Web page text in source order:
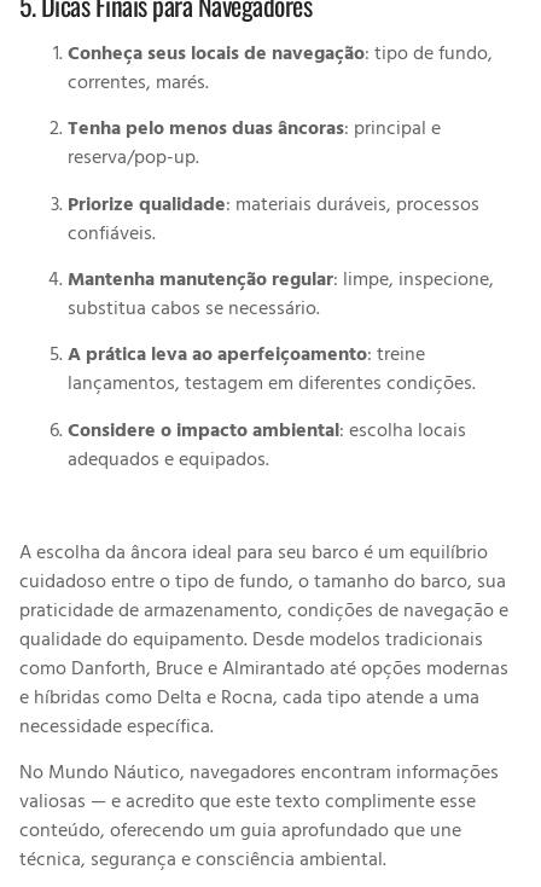
Conheça seus locais de navegação: tipo de fundo,
correntes, marés.
Tenha pelo menos duas âncoras: principal e
reserva/pop-up.
Priorize qualidade: materiais duráveis, processos
confiáveis.
Mantenha manutenção regular: limpe, inspecione,
substitua cabos se necessário.
A prática leva ao aperfeiçoamento: treine
lançamentos, testagem em diferentes condições.
Considere o impacto ambiental: escolha locais
adequados e equipados.
A escolha da âncora ideal para seu barco é um equilíbrio
cuidadoso entre o tipo de fundo, o tamanho do barco, sua
praticidade de armazenamento, condições de navegação e
qualidade do equipamento. Desde modelos tradicionais
como Danforth, Bruce e Almirantado até opções modernas
e híbridas como Delta e Rocna, cada tipo atende a uma
necessidade específica.
No Mundo Náutico, navegadores encontram informações
valiosas — e acredito que este texto complimente esse
conteúdo, oferecendo um guia aprofundado que une
técnica, segurança e consciência ambiental.